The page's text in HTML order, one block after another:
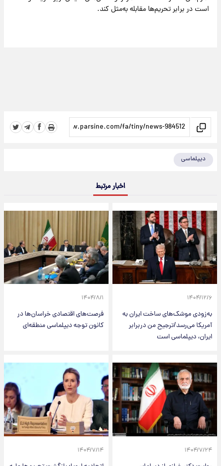
است در برابر تحریم‌ها مقابله‌ به‌مثل کند.
دیپلماسی
اخبار مرتبط
۱۴۰۴/۱۲/۶
به‌زودی موشک‌های ساخت ایران به
آمریکا می‌رسد/ترجیح من دربرابر
ایران، دیپلماسی است
۱۴۰۴/۸/۱
فرصت‌های اقتصادی خراسان‌ها در
کانون توجه دیپلماسی منطقه‌ای
۱۴۰۴/۷/۲۴ ۱۴۰۴/۷/۱۴